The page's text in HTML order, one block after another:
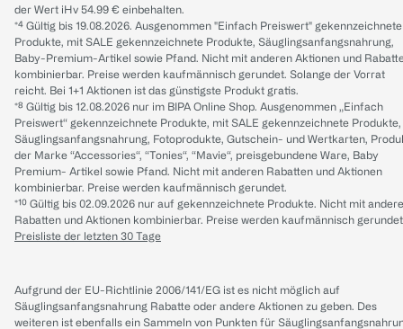
der Wert iHv 54.99 € einbehalten.
*⁴ Gültig bis 19.08.2026. Ausgenommen "Einfach Preiswert" gekennzeichnete
Produkte, mit SALE gekennzeichnete Produkte, Säuglingsanfangsnahrung,
Baby-Premium-Artikel sowie Pfand. Nicht mit anderen Aktionen und
kombinierbar. Preise werden kaufmännisch gerundet. Solange der Vorrat
reicht. Bei 1+1 Aktionen ist das günstigste Produkt gratis.
*⁸ Gültig bis 12.08.2026 nur im BIPA Online Shop. Ausgenommen „Einfach
Preiswert“ gekennzeichnete Produkte, mit SALE gekennzeichnete Produkte,
Säuglingsanfangsnahrung, Fotoprodukte, Gutschein- und Wertkarten,
der Marke “Accessories“, “Tonies“, “Mavie“, preisgebundene Ware, Baby
Premium- Artikel sowie Pfand. Nicht mit anderen Rabatten und Aktionen
kombinierbar. Preise werden kaufmännisch gerundet.
*¹⁰ Gültig bis 02.09.2026 nur auf gekennzeichnete Produkte. Nicht mit
Rabatten und Aktionen kombinierbar. Preise werden kaufmännisch
Preisliste der letzten 30 Tage
Aufgrund der EU-Richtlinie 2006/141/EG ist es nicht möglich auf
Säuglingsanfangsnahrung Rabatte oder andere Aktionen zu geben. Des
weiteren ist ebenfalls ein Sammeln von Punkten für